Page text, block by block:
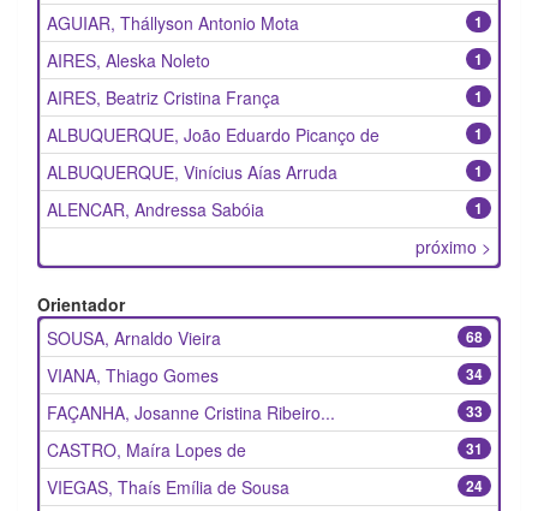
1
AGUIAR, Thállyson Antonio Mota
1
AIRES, Aleska Noleto
1
AIRES, Beatriz Cristina França
1
ALBUQUERQUE, João Eduardo Picanço de
1
ALBUQUERQUE, Vinícius Aías Arruda
1
ALENCAR, Andressa Sabóia
próximo >
Orientador
68
SOUSA, Arnaldo Vieira
34
VIANA, Thiago Gomes
33
FAÇANHA, Josanne Cristina Ribeiro...
31
CASTRO, Maíra Lopes de
24
VIEGAS, Thaís Emília de Sousa